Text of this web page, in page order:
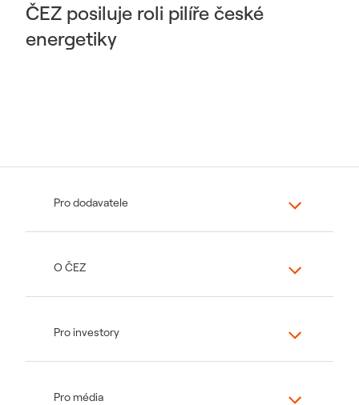
ČEZ posiluje roli pilíře české
energetiky
Pro dodavatele
O ČEZ
Pro investory
Pro média